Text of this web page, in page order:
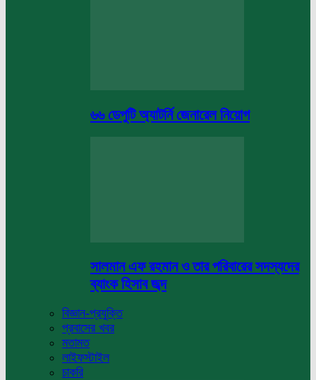
৬৬ ডেপুটি অ্যাটর্নি জেনারেল নিয়োগ
সালমান এফ রহমান ও তার পরিবারের সদস্যদের
ব্যাংক হিসাব জব্দ
বিজ্ঞান-প্রযুক্তি
প্রবাসের খবর
মতামত
লাইফস্টাইল
চাকরি